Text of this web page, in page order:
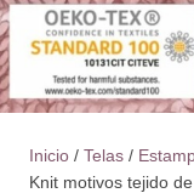
Inicio / Telas /
Knit motivos tejido